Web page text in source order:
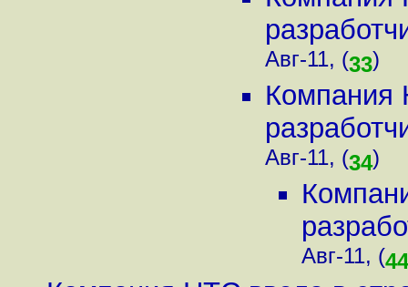
Авг-11, (33)
Компания
Авг-11, (34)
Авг-11, (44